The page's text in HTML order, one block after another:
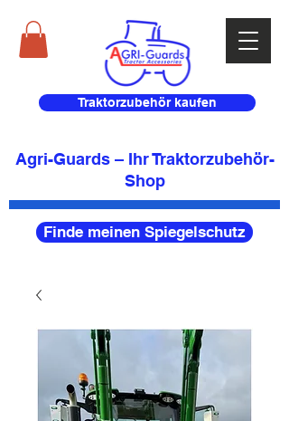
Traktorzubehör kaufen
Agri-Guards – Ihr Traktorzubehör-
Shop
Finde meinen Spiegelschutz